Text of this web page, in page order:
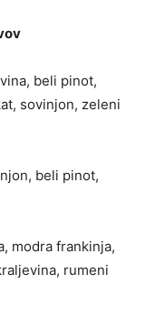
beli pinot,
sovinjon, zeleni
beli pinot,
modra frankinja,
rumeni